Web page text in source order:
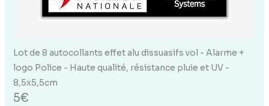
Lot de 8 autocollants effet alu dissuasifs vol - Alarme +
logo Police - Haute qualité, résistance pluie et UV -
8,5x5,5cm
5€